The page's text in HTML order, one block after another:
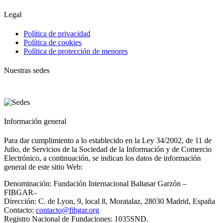
Legal
Política de privacidad
Política de cookies
Política de protección de menores
Nuestras sedes
Información general
Para dar cumplimiento a lo establecido en la Ley 34/2002, de 11 de
Julio, de Servicios de la Sociedad de la Información y de Comercio
Electrónico, a continuación, se indican los datos de información
general de este sitio Web:
Denominación: Fundación Internacional Baltasar Garzón –
FIBGAR–
Dirección: C. de Lyon, 9, local 8, Moratalaz, 28030 Madrid, España
Contacto: contacto@fibgar.org
Registro Nacional de Fundaciones: 1035SND.